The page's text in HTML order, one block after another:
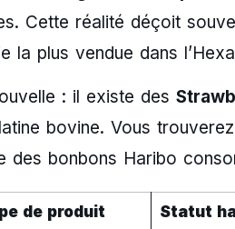
Cette réalité déçoit
la plus vendue dans
: il existe des
bovine. Vous
des bonbons Haribo
de produit Statut